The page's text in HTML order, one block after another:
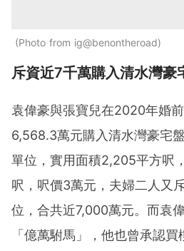
Photo from ig@benontheroad
斥資近7千萬購入清水灣豪
袁偉豪與張寶兒在2020年婚
6,568.3萬元購入清水灣豪宅
單位，實用面積2,205平方呎
呎，呎價3萬元，夫婦二人又
位，合共近7,000萬元。而袁
「億萬駙馬」，他也曾承認